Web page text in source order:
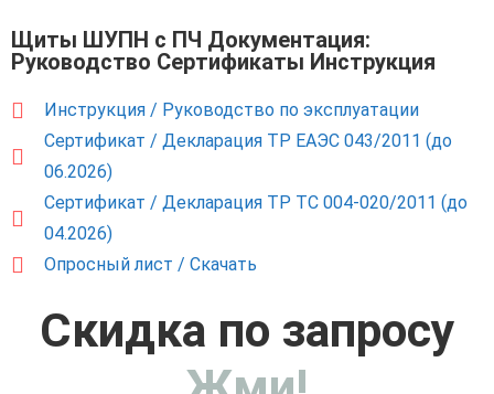
Щиты ШУПН с ПЧ Документация:
Руководство Сертификаты Инструкция
Инструкция / Руководство по эксплуатации
Сертификат / Декларация ТР ЕАЭС 043/2011 (до
06.2026)
Сертификат / Декларация ТР ТС 004-020/2011 (до
04.2026)
Опросный лист / Скачать
Скидка по запросу